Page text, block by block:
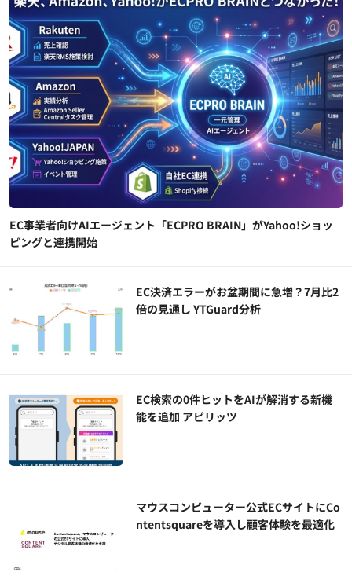
EC事業者向けAIエージェント「ECPRO BRAIN」がYahoo!ショッ
ピングと連携開始
EC決済エラーがお盆期間に急増？7月比2
倍の見通し YTGuard分析
EC検索の0件ヒットをAIが解消する新機
能を追加 アピリッツ
マウスコンピューター公式ECサイトにCo
ntentsquareを導入し顧客体験を最適化